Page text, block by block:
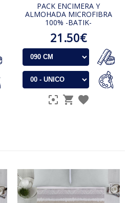
PACK ENCIMERA Y
ALMOHADA MICROFIBRA
100% -BATIK-
21.50€